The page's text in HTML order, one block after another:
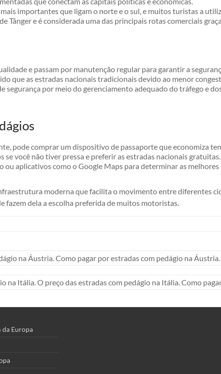
mais importantes que ligam o norte e o sul, e muitos turistas a
Tânger e é considerada uma das principais rotas comerciais
e passam por manutenção regular para garantir a
que as estradas nacionais tradicionais devido ao menor
segurança por meio do gerenciamento adequado do tráfego e
pode comprar um dispositivo de passaporte que economiza
se você não tiver pressa e preferir as estradas nacionais gratuitas.
ou aplicativos como o Google Maps para determinar as
moderna que facilita o movimento entre diferentes
fazem dela a escolha preferida de muitos motoristas.
na Áustria. Como pagar por estradas com pedágio na
na Itália. O preço das estradas com pedágio na Itália. Como
da Europa